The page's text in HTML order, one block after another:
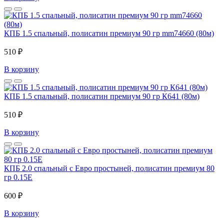
КПБ 1.5 спальный, полисатин премиум 90 гр mm74660 (80м)
510 ₽
В корзину
КПБ 1.5 спальный, полисатин премиум 90 гр К641 (80м)
510 ₽
В корзину
КПБ 2.0 спальный с Евро простыней, полисатин премиум 80
гр 0.15Е
600 ₽
В корзину